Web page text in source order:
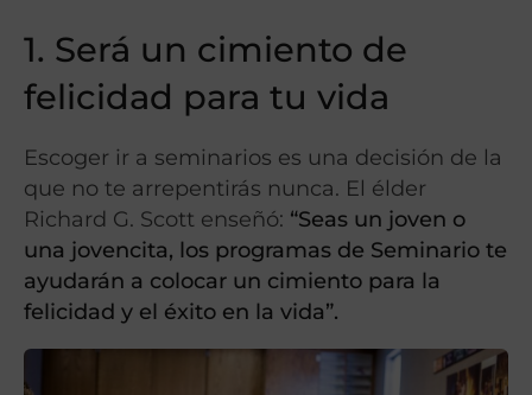
1. Será un cimiento de
felicidad para tu vida
Escoger ir a seminarios es una decisión de la
que no te arrepentirás nunca. El élder
Richard G. Scott enseñó: “Seas un joven o
una jovencita, los programas de Seminario te
ayudarán a colocar un cimiento para la
felicidad y el éxito en la vida”.